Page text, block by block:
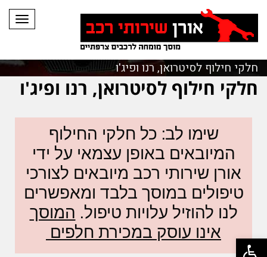
פתח סרגל נגישות
חלקי חילוף לסיטרואן, רנו ופיג'ו
חלקי חילוף לסיטרואן, רנו ופיג'ו
שימו לב: כל חלקי החילוף
המיובאים באופן עצמאי על ידי
אורן שירותי רכב מיובאים לצורכי
טיפולים במוסך בלבד ומאפשרים
לנו להוזיל עלויות טיפול. המוסך
אינו עוסק במכירת חלפים